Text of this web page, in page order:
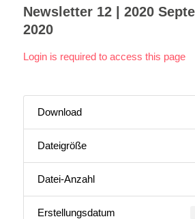
Newsletter 12 | 2020
2020
Login is required to access this page
Download
Dateigröße
Datei-Anzahl
Erstellungsdatum